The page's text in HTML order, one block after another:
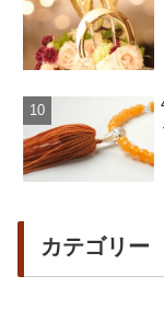
カテゴリー